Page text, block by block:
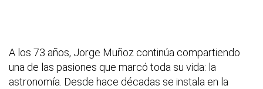
A los 73 años, Jorge Muñoz continúa compartiendo
una de las pasiones que marcó toda su vida: la
astronomía. Desde hace décadas se instala en la